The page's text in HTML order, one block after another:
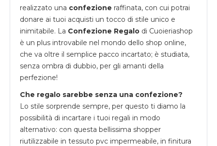
realizzato una confezione raffinata, con cui potrai
donare ai tuoi acquisti un tocco di stile unico e
inimitabile. La Confezione Regalo di Cuoieriashop
è un plus introvabile nel mondo dello shop online,
che va oltre il semplice pacco incartato; è studiata,
senza ombra di dubbio, per gli amanti della
perfezione!
Che regalo sarebbe senza una confezione?
Lo stile sorprende sempre, per questo ti diamo la
possibilità di incartare i tuoi regali in modo
alternativo: con questa bellissima shopper
riutilizzabile in tessuto pvc impermeabile, in finitura